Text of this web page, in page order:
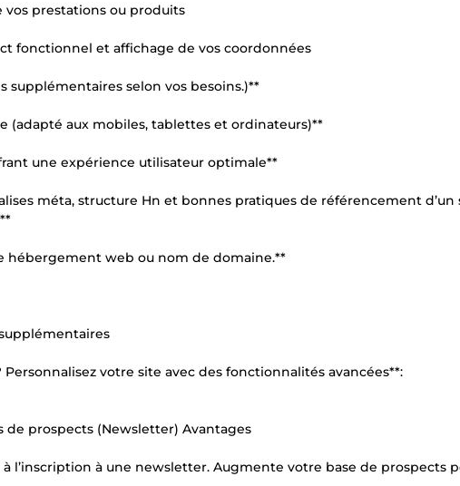
vos prestations ou produits
fonctionnel et affichage de vos coordonnées
supplémentaires selon vos besoins.)**
(adapté aux mobiles, tablettes et ordinateurs)**
une expérience utilisateur optimale**
méta, structure Hn et bonnes pratiques de référencement
hébergement web ou nom de domaine.**
Personnalisez votre site avec des fonctionnalités avancées**:
de prospects (Newsletter) Avantages
l’inscription à une newsletter. Augmente votre base de prospects